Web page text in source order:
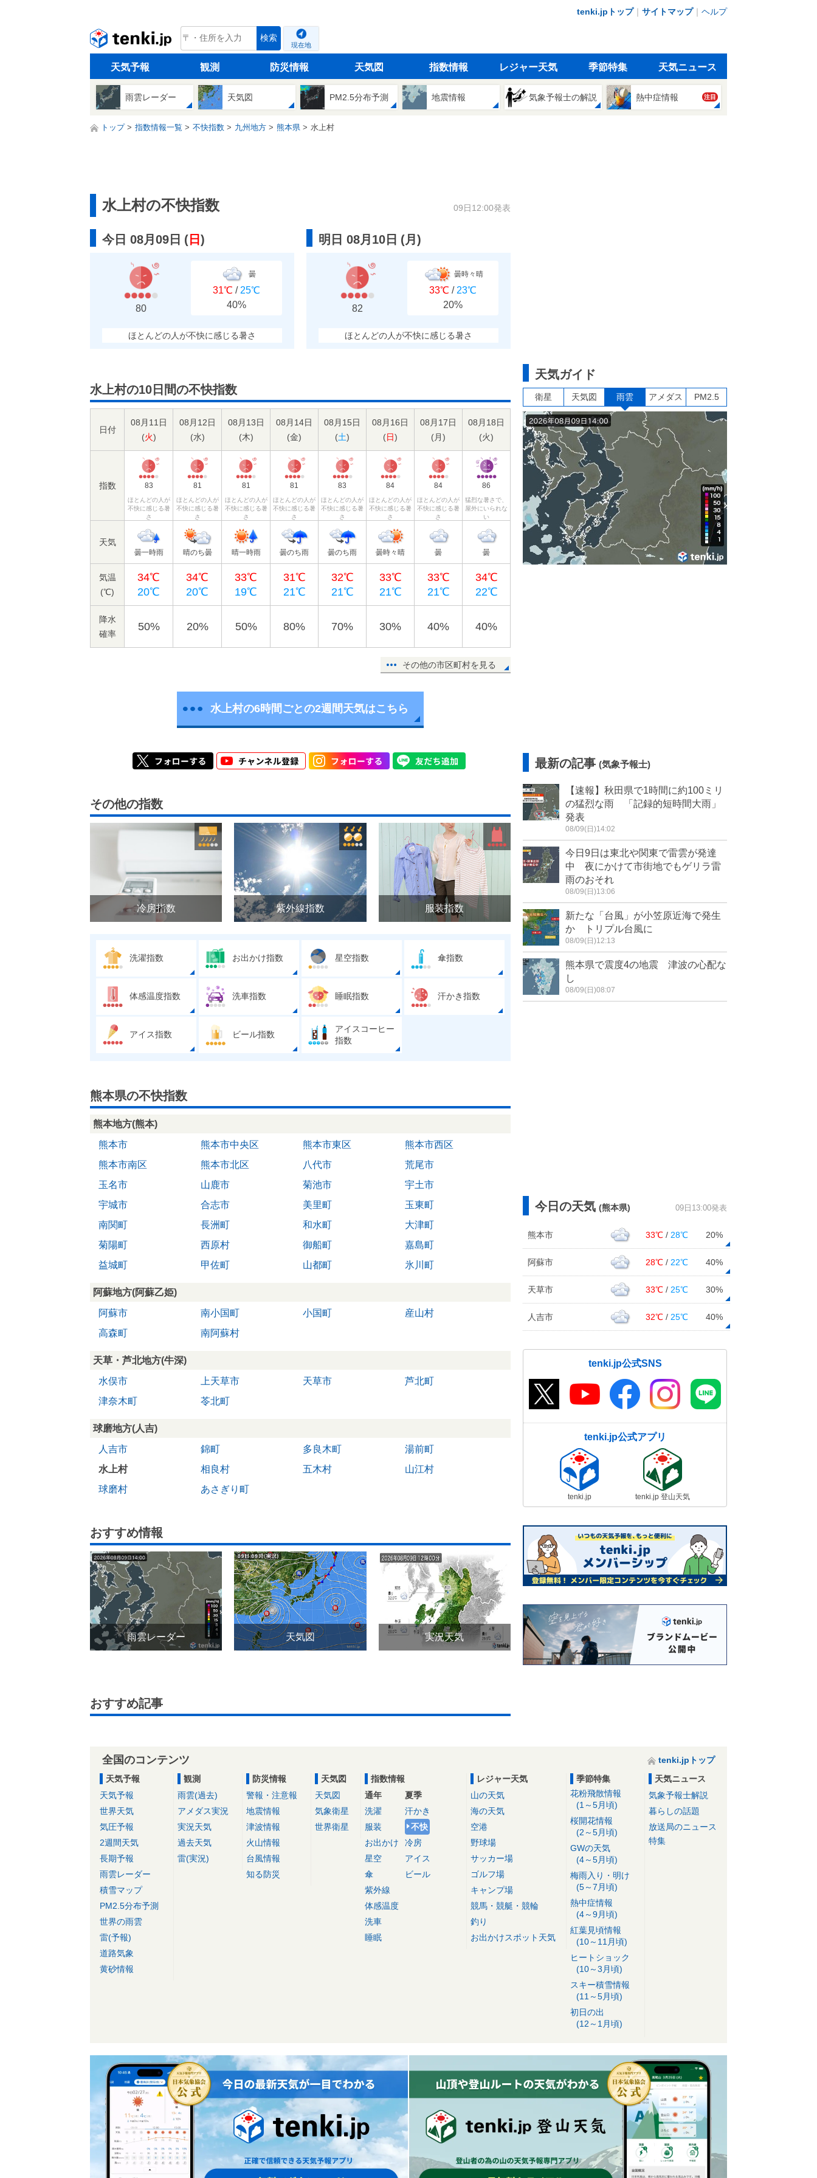
tenki.jpトップ｜ サイトマップ｜ ヘルプ
tenki.jp 検索
現在地
天気予報 観測 防災情報 天気図 指数情報 レジャー天気 季節特集 天気ニュース
雨雲レーダー 天気図 PM2.5分布予測 地震情報 気象予報士の解説 熱中症情報 注目
トップ 指数情報一覧 不快指数 九州地方 熊本県 水上村
水上村の不快指数 09日12:00発表
今日 08月09日 ( 日 )
80
曇
31℃ / 25℃
40%
ほとんどの人が不快に感じる暑さ
明日 08月10日 (月 )
82
曇時々晴
33℃ / 23℃
20%
ほとんどの人が不快に感じる暑さ
水上村の10日間の不快指数
日付
08月11日
(火)
08月12日
(水)
08月13日
(木)
08月14日
(金)
08月15日
(土)
08月16日
(日)
08月17日
(月)
08月18日
(火)
指数 83
ほとんどの人が
不快に感じる暑
さ
81
ほとんどの人が
不快に感じる暑
さ
81
ほとんどの人が
不快に感じる暑
さ
81
ほとんどの人が
不快に感じる暑
さ
83
ほとんどの人が
不快に感じる暑
さ
84
ほとんどの人が
不快に感じる暑
さ
84
ほとんどの人が
不快に感じる暑
さ
86
猛烈な暑さで、
屋外にいられな
い
天気
曇一時雨 晴のち曇 晴一時雨 曇のち雨 曇のち雨 曇時々晴 曇 曇
気温
(℃)
34℃
20℃
34℃
20℃
33℃
19℃
31℃
21℃
32℃
21℃
33℃
21℃
33℃
21℃
34℃
22℃
降水
確率
50% 20% 50% 80% 70% 30% 40% 40%
その他の市区町村を見る
水上村の6時間ごとの2週間天気はこちら
その他の指数
冷房指数 紫外線指数 服装指数
洗濯指数 お出かけ指数 星空指数 傘指数
体感温度指数 洗車指数 睡眠指数 汗かき指数
アイス指数 ビール指数
アイスコーヒー
指数
熊本県の不快指数
熊本地方(熊本)
熊本市
熊本市中央区 熊本市東区
熊本市西区
熊本市南区
熊本市北区 八代市
荒尾市
玉名市
山鹿市 菊池市
宇土市
宇城市
合志市 美里町
玉東町
南関町
長洲町 和水町
大津町
菊陽町
西原村 御船町
嘉島町
益城町
甲佐町 山都町 氷川町
阿蘇地方(阿蘇乙姫)
阿蘇市
南小国町 小国町
産山村
高森町
南阿蘇村
天草・芦北地方(牛深)
水俣市
上天草市 天草市
芦北町
津奈木町
苓北町
球磨地方(人吉)
人吉市
錦町 多良木町
湯前町
水上村
相良村 五木村
山江村
球磨村
あさぎり町
おすすめ情報
雨雲レーダー 天気図 実況天気
おすすめ記事
天気ガイド
衛星 天気図 雨雲 アメダス PM2.5
最新の記事 (気象予報士)
【速報】秋田県で1時間に約100ミリ
の猛烈な雨 「記録的短時間大雨」
発表
08/09(日)14:02
今日9日は東北や関東で雷雲が発達
中 夜にかけて市街地でもゲリラ雷
雨のおそれ
08/09(日)13:06
新たな「台風」が小笠原近海で発生
か トリプル台風に
08/09(日)12:13
熊本県で震度4の地震 津波の心配な
し
08/09(日)08:07
今日の天気 (熊本県) 09日13:00発表
熊本市 33℃ / 28℃ 20%
阿蘇市 28℃ / 22℃ 40%
天草市 33℃ / 25℃ 30%
人吉市 32℃ / 25℃ 40%
tenki.jp公式SNS
tenki.jp公式アプリ
tenki.jp tenki.jp 登山天気
全国のコンテンツ
tenki.jpトップ
天気予報
天気予報
世界天気
気圧予報
2週間天気
長期予報
雨雲レーダー
積雪マップ
PM2.5分布予測
世界の雨雲
雷(予報)
道路気象
黄砂情報
観測
雨雲(過去)
アメダス実況
実況天気
過去天気
雷(実況)
防災情報
警報・注意報
地震情報
津波情報
火山情報
台風情報
知る防災
天気図
天気図
気象衛星
世界衛星
指数情報
通年
洗濯
服装
お出かけ
星空
傘
紫外線
体感温度
洗車
睡眠
夏季
汗かき
不快
冷房
アイス
ビール
レジャー天気
山の天気
海の天気
空港
野球場
サッカー場
ゴルフ場
キャンプ場
競馬・競艇・競輪
釣り
お出かけスポット天気
季節特集
花粉飛散情報
(1～5月頃)
桜開花情報
(2～5月頃)
GWの天気
(4～5月頃)
梅雨入り・明け
(5～7月頃)
熱中症情報
(4～9月頃)
紅葉見頃情報
(10～11月頃)
ヒートショック
(10～3月頃)
スキー積雪情報
(11～5月頃)
初日の出
(12～1月頃)
天気ニュース
気象予報士解説
暮らしの話題
放送局のニュース
特集